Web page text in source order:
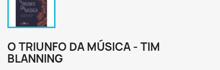
O TRIUNFO DA MÚSICA - TIM
BLANNING